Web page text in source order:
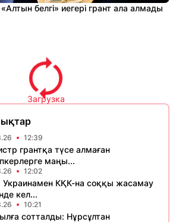
белгі» иегері грант ала алмады
Загрузка
12:39
грантқа түсе алмаған
маңы...
12:02
КҚК-на соққы жасамау
кел...
10:21
сотталды: Нұрсұлтан